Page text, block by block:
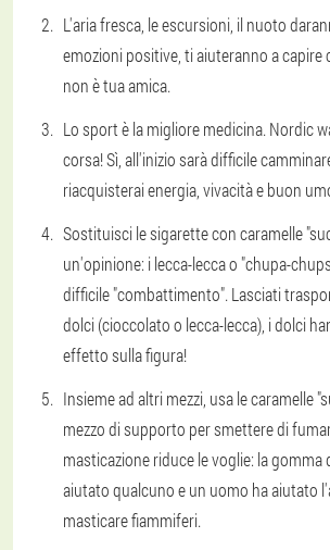
L'aria fresca, le escursioni, il nuoto
emozioni positive, ti aiuteranno a capire
non è tua amica.
Lo sport è la migliore medicina. Nordic
corsa! Sì, all'inizio sarà difficile
riacquisterai energia, vivacità e buon
Sostituisci le sigarette con caramelle
un'opinione: i lecca-lecca o "chupa-
difficile "combattimento". Lasciati
dolci (cioccolato o lecca-lecca), i dolci
effetto sulla figura!
Insieme ad altri mezzi, usa le caramelle
mezzo di supporto per smettere di
masticazione riduce le voglie: la gomma
aiutato qualcuno e un uomo ha aiutato
masticare fiammiferi.